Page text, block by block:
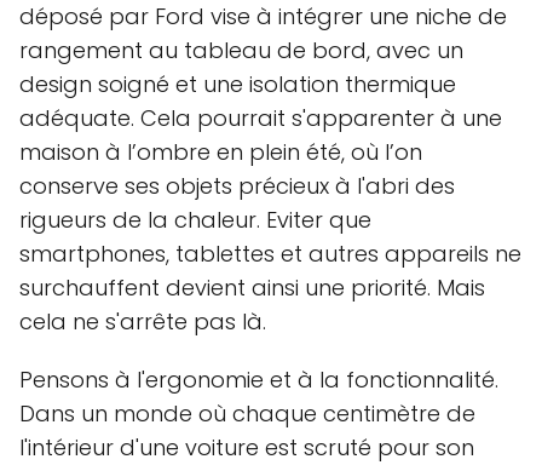
déposé par Ford vise à intégrer une niche de
rangement au tableau de bord, avec un
design soigné et une isolation thermique
adéquate. Cela pourrait s'apparenter à une
maison à l’ombre en plein été, où l’on
conserve ses objets précieux à l'abri des
rigueurs de la chaleur. Eviter que
smartphones, tablettes et autres appareils ne
surchauffent devient ainsi une priorité. Mais
cela ne s'arrête pas là.
Pensons à l'ergonomie et à la fonctionnalité.
Dans un monde où chaque centimètre de
l'intérieur d'une voiture est scruté pour son